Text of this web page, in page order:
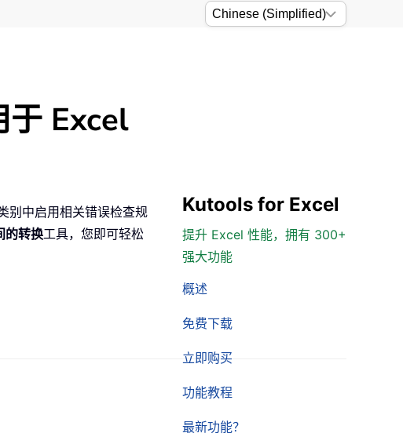
于 Excel
Kutools for Excel
提升 Excel 性能，拥有 300+
强大功能
概述
免费下载
立即购买
功能教程
最新功能？
别中启用相关错误检查规
的转换工具，您即可轻松